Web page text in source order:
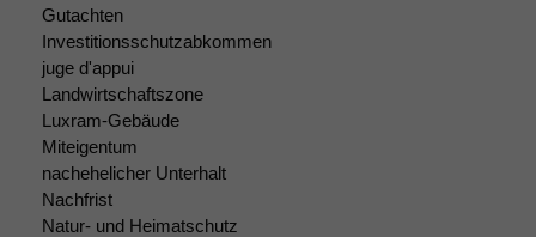
Gutachten
Investitionsschutzabkommen
juge d'appui
Landwirtschaftszone
Luxram-Gebäude
Miteigentum
nachehelicher Unterhalt
Nachfrist
Natur- und Heimatschutz